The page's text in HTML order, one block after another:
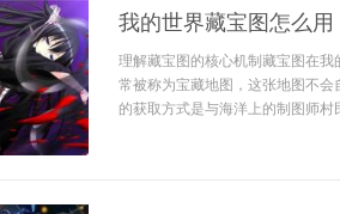
我的世界藏宝图怎么
理解藏宝图的核心机制藏宝图在
常被称为宝藏地图，这张地图不
的获取方式是与海洋上的制图师